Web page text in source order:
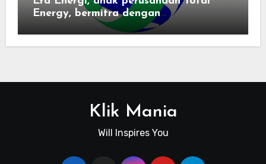
Energy, bermitra dengan
Zhuochuangtong untuk mempercepat
Klik Mania
Will Inspires You